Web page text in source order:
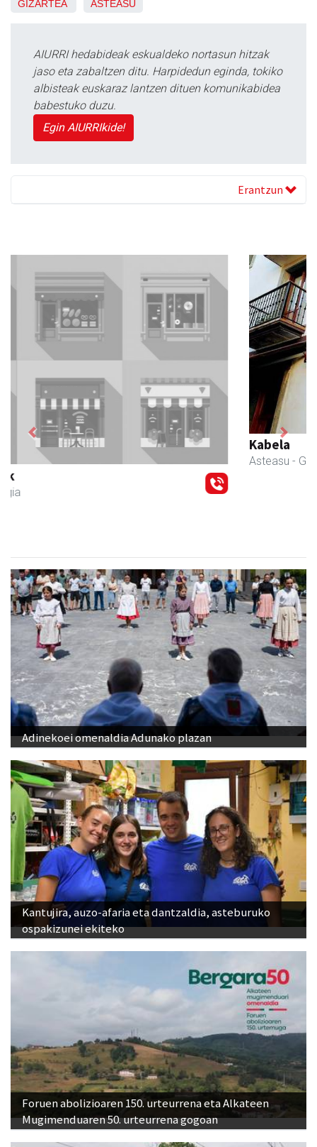
GIZARTEA ASTEASU
AIURRI hedabideak eskualdeko nortasun hitzak
jaso eta zabaltzen ditu. Harpidedun eginda, tokiko
albisteak euskaraz lantzen dituen komunikabidea
babestuko duzu.
Egin AIURRIkide!
Erantzun
Kabela
Asteasu - Gozotegiak
Previous
Adinekoei omenaldia Adunako plazan
Kantujira, auzo-afaria eta dantzaldia, asteburuko
ospakizunei ekiteko
Foruen abolizioaren 150. urteurrena eta Alkateen
Mugimenduaren 50. urteurrena gogoan